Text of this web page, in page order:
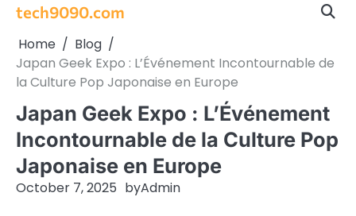
Skip
content
tech9090.com
Home
Blog
Japan Geek Expo : L’Événement Incontournable de
la Culture Pop Japonaise en Europe
Japan Geek Expo : L’Événement
Incontournable de la Culture Pop
Japonaise en Europe
October 7, 2025 byAdmin